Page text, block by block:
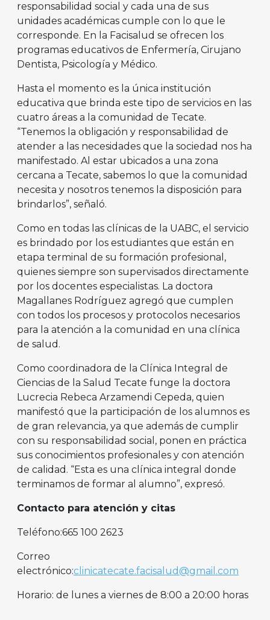
responsabilidad social y cada una de sus
unidades académicas cumple con lo que le
corresponde. En la Facisalud se ofrecen los
programas educativos de Enfermería, Cirujano
Dentista, Psicología y Médico.
Hasta el momento es la única institución
educativa que brinda este tipo de servicios en las
cuatro áreas a la comunidad de Tecate.
“Tenemos la obligación y responsabilidad de
atender a las necesidades que la sociedad nos ha
manifestado. Al estar ubicados a una zona
cercana a Tecate, sabemos lo que la comunidad
necesita y nosotros tenemos la disposición para
brindarlos”, señaló.
Como en todas las clínicas de la UABC, el servicio
es brindado por los estudiantes que están en
etapa terminal de su formación profesional,
quienes siempre son supervisados directamente
por los docentes especialistas. La doctora
Magallanes Rodríguez agregó que cumplen
con todos los procesos y protocolos necesarios
para la atención a la comunidad en una clínica
de salud.
Como coordinadora de la Clínica Integral de
Ciencias de la Salud Tecate funge la doctora
Lucrecia Rebeca Arzamendi Cepeda, quien
manifestó que la participación de los alumnos es
de gran relevancia, ya que además de cumplir
con su responsabilidad social, ponen en práctica
sus conocimientos profesionales y con atención
de calidad. “Esta es una clínica integral donde
terminamos de formar al alumno”, expresó.
Contacto para atención y citas
Teléfono:665 100 2623
Correo
electrónico:clinicatecate.facisalud@gmail.com
Horario: de lunes a viernes de 8:00 a 20:00 horas